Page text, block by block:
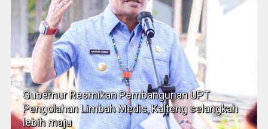
Jaga Stabilitas Harga Bahan Pokok, Pemprov
Kalteng Gelar Gerakan Pangan Murah